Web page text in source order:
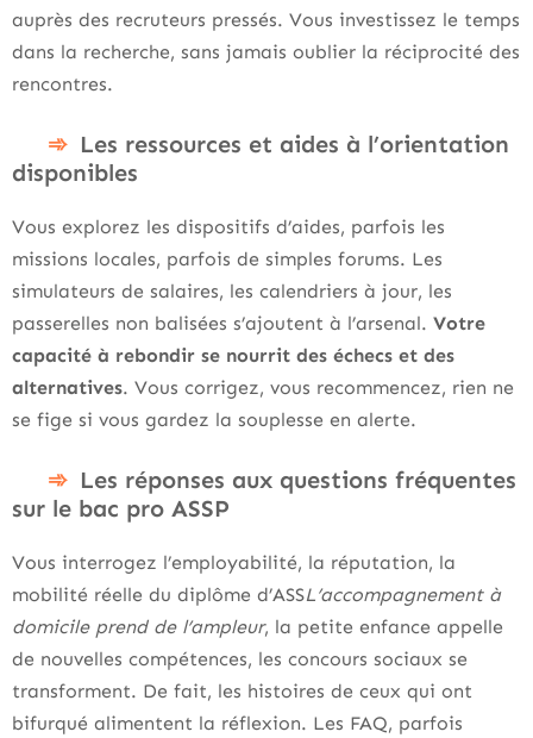
auprès des recruteurs pressés. Vous investissez le temps
dans la recherche, sans jamais oublier la réciprocité des
rencontres.
Les ressources et aides à l’orientation
disponibles
Vous explorez les dispositifs d’aides, parfois les
missions locales, parfois de simples forums. Les
simulateurs de salaires, les calendriers à jour, les
passerelles non balisées s’ajoutent à l’arsenal. Votre
capacité à rebondir se nourrit des échecs et des
alternatives. Vous corrigez, vous recommencez, rien ne
se fige si vous gardez la souplesse en alerte.
Les réponses aux questions fréquentes
sur le bac pro ASSP
Vous interrogez l’employabilité, la réputation, la
mobilité réelle du diplôme d’ASSL’accompagnement à
domicile prend de l’ampleur, la petite enfance appelle
de nouvelles compétences, les concours sociaux se
transforment. De fait, les histoires de ceux qui ont
bifurqué alimentent la réflexion. Les FAQ, parfois